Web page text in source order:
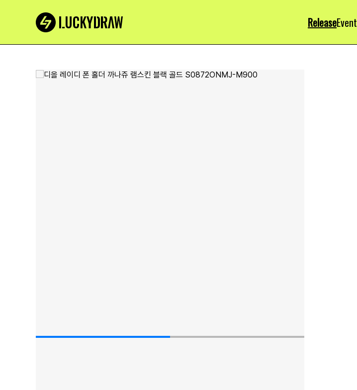
ReleaseEvent